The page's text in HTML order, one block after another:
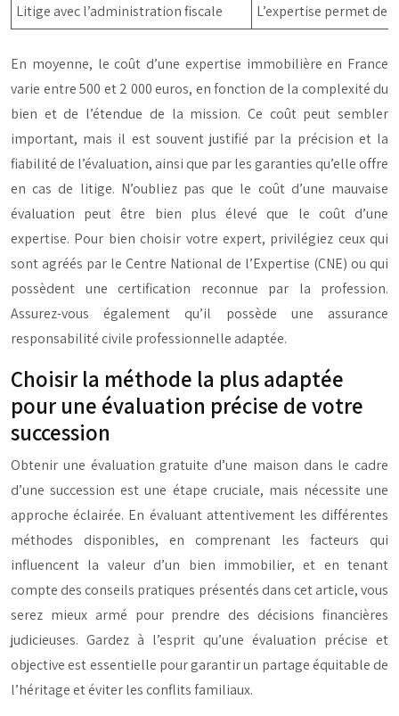
Litige avec l’administration fiscale
L’expertise permet de
En moyenne, le coût d’une expertise immobilière en France
varie entre 500 et 2 000 euros, en fonction de la complexité du
bien et de l’étendue de la mission. Ce coût peut sembler
important, mais il est souvent justifié par la précision et la
fiabilité de l’évaluation, ainsi que par les garanties qu’elle offre
en cas de litige. N’oubliez pas que le coût d’une mauvaise
évaluation peut être bien plus élevé que le coût d’une
expertise. Pour bien choisir votre expert, privilégiez ceux qui
sont agréés par le Centre National de l’Expertise (CNE) ou qui
possèdent une certification reconnue par la profession.
Assurez-vous également qu’il possède une assurance
responsabilité civile professionnelle adaptée.
Choisir la méthode la plus adaptée
pour une évaluation précise de votre
succession
Obtenir une évaluation gratuite d’une maison dans le cadre
d’une succession est une étape cruciale, mais nécessite une
approche éclairée. En évaluant attentivement les différentes
méthodes disponibles, en comprenant les facteurs qui
influencent la valeur d’un bien immobilier, et en tenant
compte des conseils pratiques présentés dans cet article, vous
serez mieux armé pour prendre des décisions financières
judicieuses. Gardez à l’esprit qu’une évaluation précise et
objective est essentielle pour garantir un partage équitable de
l’héritage et éviter les conflits familiaux.